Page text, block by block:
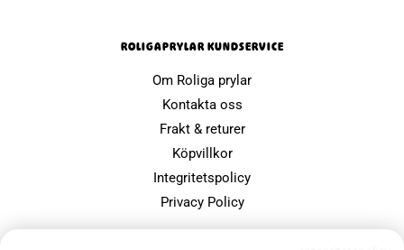
ROLIGAPRYLAR KUNDSERVICE
Om Roliga prylar
Kontakta oss
Frakt & returer
Köpvillkor
Integritetspolicy
Privacy Policy